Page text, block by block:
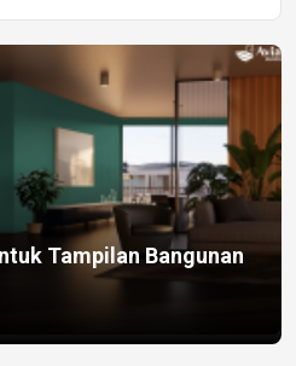
Tampilan Bangunan